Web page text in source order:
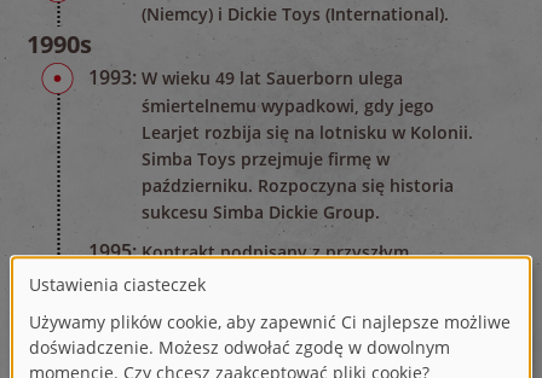
(Niemcy) i Dickie Toys (International).
1990s
1993: W wieku 49 lat Sauerborn ulega
śmiertelnemu wypadkowi, gdy jego
Learjet rozbija się na lotnisku w Kolonii.
Simba Toys przejmuje firmę w
październiku. Rozpoczyna się historia
sukcesu Simba Dickie Group.
1995: Kontrakt podpisany z przyszłym
mistrzem Formuły 1 Michaelem
2000s
2008: Dickie Toys otrzymuje licencję MasterToy